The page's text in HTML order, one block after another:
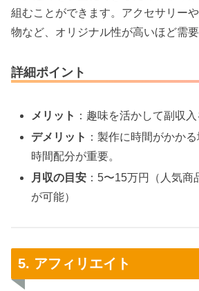
組むことができます。アクセサリー
物など、オリジナル性が高いほど需要
詳細ポイント
メリット ：趣味を活かして副収入
デメリット ：製作に時間がかか
時間配分が重要。
月収の目安 ：5〜15万円（人気
が可能）
5. アフィリエイト